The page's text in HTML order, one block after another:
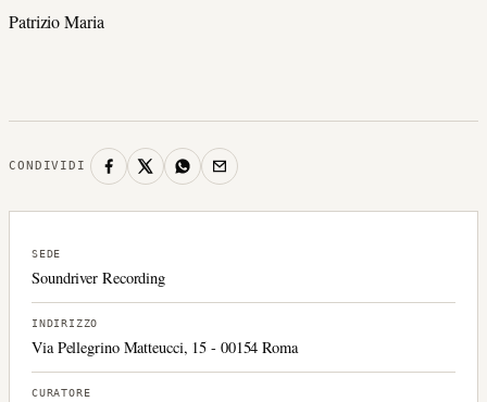
Patrizio Maria
CONDIVIDI
SEDE
Soundriver Recording
INDIRIZZO
Via Pellegrino Matteucci, 15 - 00154 Roma
CURATORE